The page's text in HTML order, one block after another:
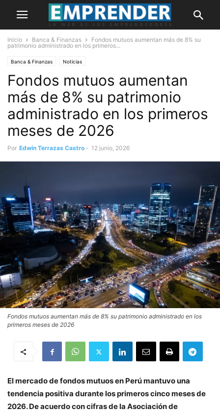
Inicio Banca & Finanzas
Fondos mutuos aumentan más de 8% su
patrimonio administrado en los primeros...
Banca & Finanzas Noticias
Fondos mutuos aumentan
más de 8% su patrimonio
administrado en los primeros
meses de 2026
Por Edwin Terrazas Castro - 12 junio, 2026
Fondos mutuos aumentan más de 8% su patrimonio administrado en los
primeros meses de 2026
El mercado de fondos mutuos en Perú mantuvo una
tendencia positiva durante los primeros cinco meses de
2026. De acuerdo con cifras de la Asociación de